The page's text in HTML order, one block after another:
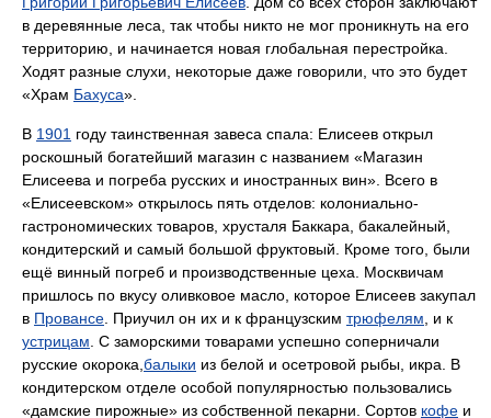
в деревянные леса, так чтобы никто не мог проникнуть на его
территорию, и начинается новая глобальная перестройка.
Ходят разные слухи, некоторые даже говорили, что это будет
«Храм Бахуса».
В 1901 году таинственная завеса спала: Елисеев открыл
роскошный богатейший магазин с названием «Магазин
Елисеева и погреба русских и иностранных вин». Всего в
«Елисеевском» открылось пять отделов: колониально-
гастрономических товаров, хрусталя Баккара, бакалейный,
кондитерский и самый большой фруктовый. Кроме того, были
ещё винный погреб и производственные цеха. Москвичам
пришлось по вкусу оливковое масло, которое Елисеев закупал
в Провансе . Приучил он их и к французским трюфелям , и к
устрицам . С заморскими товарами успешно соперничали
русские окорока, балыки из белой и осетровой рыбы, икра. В
кондитерском отделе особой популярностью пользовались
«дамские пирожные» из собственной пекарни. Сортов кофе и